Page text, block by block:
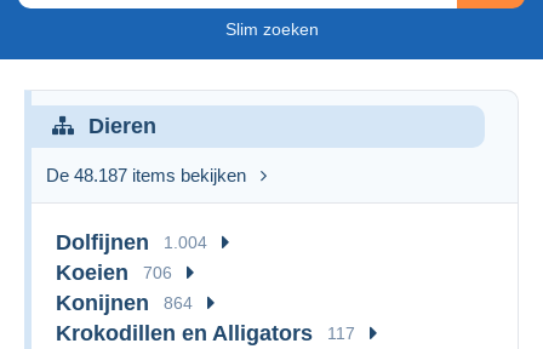
Slim zoeken
Dieren
De 48.187 items bekijken
Dolfijnen 1.004
Koeien 706
Konijnen 864
Krokodillen en Alligators 117